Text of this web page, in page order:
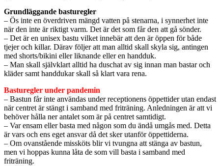
Grundläggande basturegler
– Ös inte en överdriven mängd vatten på stenarna, i synnerhet inte
när den inte är riktigt varm. Det är det som får den att gå sönder.
– Det är en unisex bastu vilket innebär att den är öppen för både
tjejer och killar. Därav följer att man alltid skall skyla sig, antingen
med shorts/bikini eller liknande eller en handduk.
– Man skall självklart alltid ha duschat av sig innan man bastar och
kläder samt handdukar skall så klart vara rena.
Basturegler under pandemin
– Bastun får inte användas under receptionens öppettider utan endast
när centret är stängt i samband med friträning. Anledningen är att vi
behöver hålla ner antalet som är på centret samtidigt.
– Var ensam eller basta med någon som du ändå umgås med. Detta
är vars och ens eget ansvar då det sker utanför öppettiderna.
– Om ovanstående missköts blir vi tvungna att stänga av bastun,
men vi hoppas kunna låta de som vill basta i samband med
friträning.